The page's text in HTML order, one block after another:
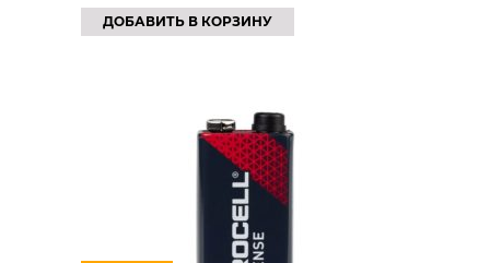
ДОБАВИТЬ В КОРЗИНУ